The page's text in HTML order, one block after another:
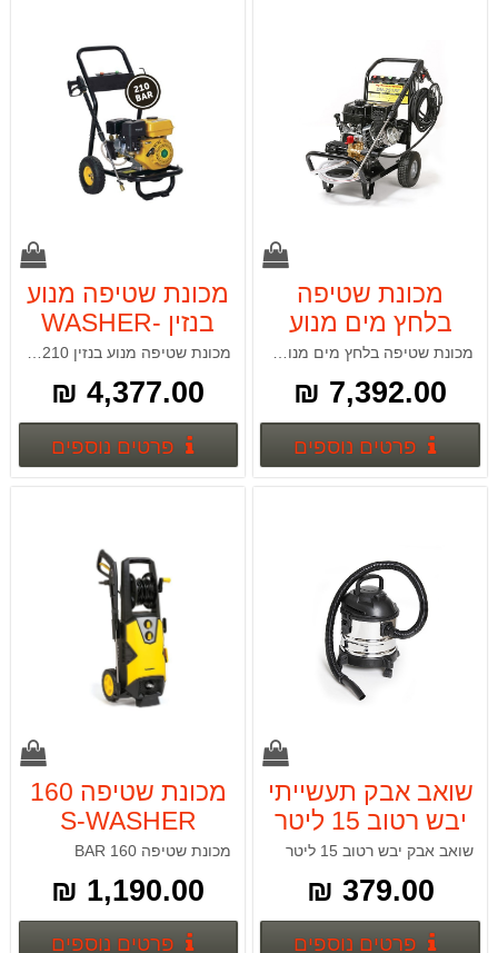
מכונת שטיפה
בלחץ מים מנוע
בנזין S-WASHER
250 BAR 18626
7,392.00 ₪
פרטים נוספיםפרטים נוספים
מכונת שטיפה מנוע
בנזין -WASHER
210 BAR 186290
4,377.00 ₪
פרטים נוספים
שואב אבק תעשייתי
יבש רטוב 15 ליטר
S-WASHER
שואב אבק יבש רטוב 15 ליטר
379.00 ₪
פרטים נוספיםפרטים נוספים
מכונת שטיפה 160
S-WASHER
18595 BAR
מכונת שטיפה 160 BAR
1,190.00 ₪
פרטים נוספים